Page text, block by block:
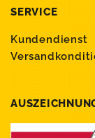
SERVICE
Kundendienst